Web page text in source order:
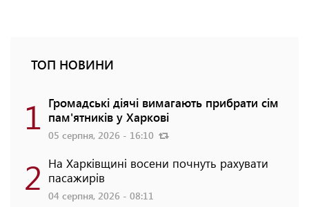
ТОП НОВИНИ
1 Громадські діячі вимагають прибрати сім
пам'ятників у Харкові
05 серпня, 2026 - 16:10
2 На Харківщині восени почнуть рахувати
пасажирів
04 серпня, 2026 - 08:11